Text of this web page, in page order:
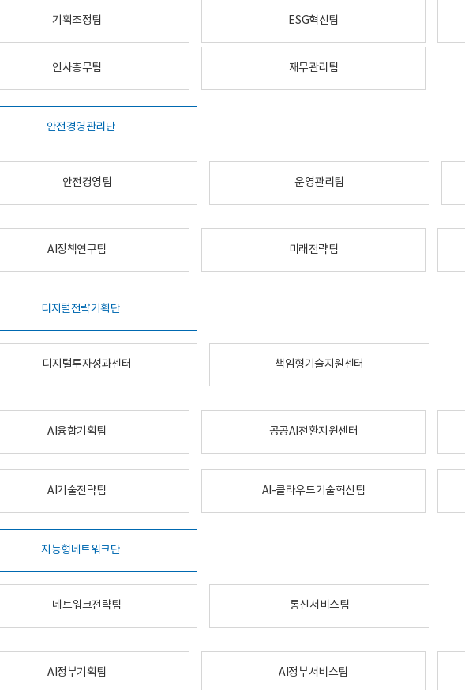
기획조정팀 ESG혁신팀
인사총무팀 재무관리팀
안전경영관리단
안전경영팀 운영관리팀
AI정책연구팀 미래전략팀
디지털전략기획단
디지털투자성과센터 책임형기술지원센터
AI융합기획팀 공공AI전환지원센터
AI기술전략팀 AI-클라우드기술혁신팀
지능형네트워크단
네트워크전략팀 통신서비스팀
AI정부기획팀 AI정부서비스팀